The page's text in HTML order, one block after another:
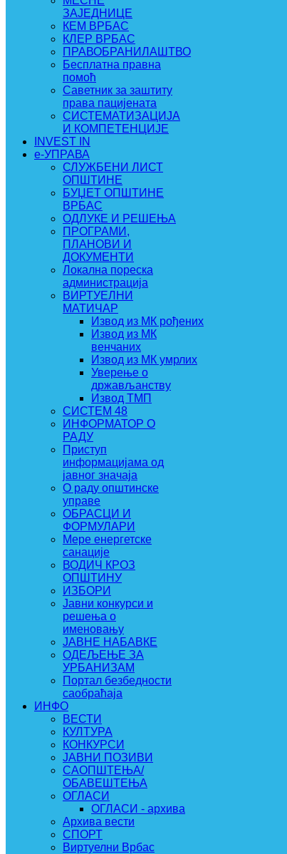
ЗАЈЕДНИЦЕ
КЕМ ВРБАС
КЛЕР ВРБАС
ПРАВОБРАНИЛАШТВО
Бесплатна правна
помоћ
Саветник за заштиту
права пацијената
СИСТЕМАТИЗАЦИЈА
И КОМПЕТЕНЦИЈЕ
INVEST IN
e-УПРАВА
СЛУЖБЕНИ ЛИСТ
ОПШТИНЕ
БУЏЕТ ОПШТИНЕ
ВРБАС
ОДЛУКЕ И РЕШЕЊА
ПРОГРАМИ,
ПЛАНОВИ И
ДОКУМЕНТИ
Локална пореска
администрација
ВИРТУЕЛНИ
МАТИЧАР
Извод из МК рођених
Извод из МК
венчаних
Извод из МК умрлих
Уверење о
држављанству
Извод ТМП
СИСТЕМ 48
ИНФОРМАТОР О
РАДУ
Приступ
информацијама од
јавног значаја
О раду општинске
управе
ОБРАСЦИ И
ФОРМУЛАРИ
Мере енергетске
санације
ВОДИЧ КРОЗ
ОПШТИНУ
ИЗБОРИ
Јавни конкурси и
решења о
именовању
ЈАВНЕ НАБАВКЕ
ОДЕЉЕЊЕ ЗА
УРБАНИЗАМ
Портал безбедности
саобраћаја
ИНФО
ВЕСТИ
КУЛТУРА
КОНКУРСИ
ЈАВНИ ПОЗИВИ
САОПШТЕЊА/
ОБАВЕШТЕЊА
ОГЛАСИ
ОГЛАСИ - архива
Архива вести
СПОРТ
Виртуелни Врбас